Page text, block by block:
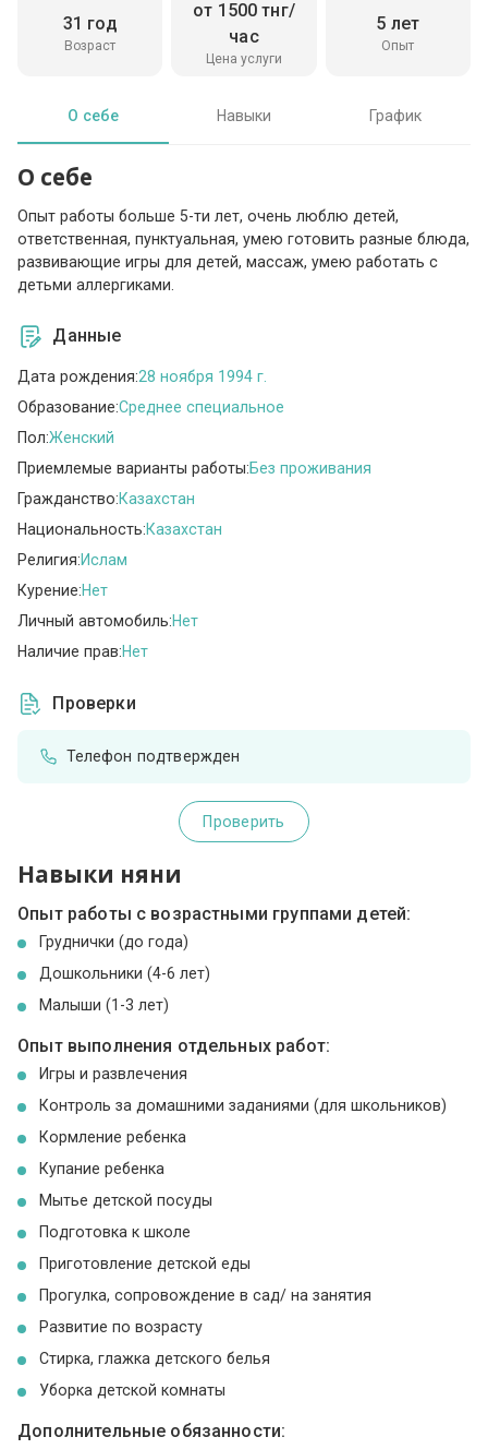
Возраст
31 год
Цена услуги
от 1500 тнг/
час
Опыт
5 лет
О себе Навыки График
О себе
Опыт работы больше 5-ти лет, очень люблю детей,
ответственная, пунктуальная, умею готовить разные блюда,
развивающие игры для детей, массаж, умею работать с
детьми аллергиками.
Данные
Дата рождения:28 ноября 1994 г.
Образование:Среднее специальное
Пол:Женский
Приемлемые варианты работы:Без проживания
Гражданство:Казахстан
Национальность:Казахстан
Религия:Ислам
Курение:Нет
Личный автомобиль:Нет
Наличие прав:Нет
Проверки
Телефон подтвержден
Проверить
Навыки няни
Опыт работы с возрастными группами детей:
Груднички (до года)
Дошкольники (4-6 лет)
Малыши (1-3 лет)
Опыт выполнения отдельных работ:
Игры и развлечения
Контроль за домашними заданиями (для школьников)
Кормление ребенка
Купание ребенка
Мытье детской посуды
Подготовка к школе
Приготовление детской еды
Прогулка, сопровождение в сад/ на занятия
Развитие по возрасту
Стирка, глажка детского белья
Уборка детской комнаты
Дополнительные обязанности: